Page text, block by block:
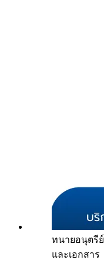
ทนายอนุตรีย์
และเอกสาร